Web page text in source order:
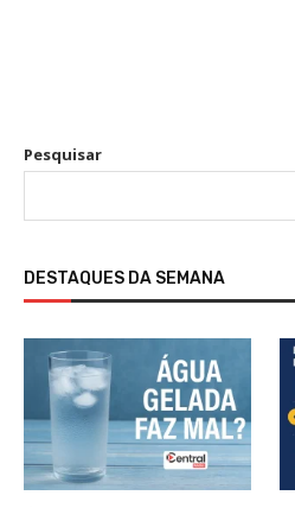
Pesquisar
DESTAQUES DA SEMANA